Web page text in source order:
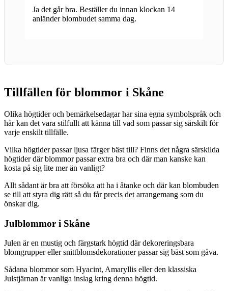
Ja det går bra. Beställer du innan klockan 14
anländer blombudet samma dag.
Tillfällen för blommor i Skåne
Olika högtider och bemärkelsedagar har sina egna symbolspråk och
här kan det vara stilfullt att känna till vad som passar sig särskilt för
varje enskilt tillfälle.
Vilka högtider passar ljusa färger bäst till? Finns det några särskilda
högtider där blommor passar extra bra och där man kanske kan
kosta på sig lite mer än vanligt?
Allt sådant är bra att försöka att ha i åtanke och där kan blombuden
se till att styra dig rätt så du får precis det arrangemang som du
önskar dig.
Julblommor i Skåne
Julen är en mustig och färgstark högtid där dekoreringsbara
blomgrupper eller snittblomsdekorationer passar sig bäst som gåva.
Sådana blommor som Hyacint, Amaryllis eller den klassiska
Julstjärnan är vanliga inslag kring denna högtid.